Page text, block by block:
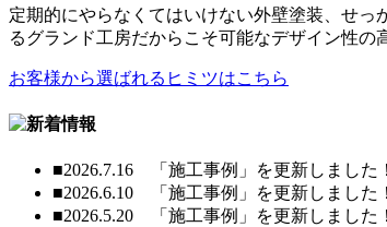
定期的にやらなくてはいけない外壁塗装、せ
るグランド工房だからこそ可能なデザイン性の
お客様から選ばれるヒミツはこちら
■2026.7.16 「施工事例」を更新しまし
■2026.6.10 「施工事例」を更新しまし
■2026.5.20 「施工事例」を更新しまし